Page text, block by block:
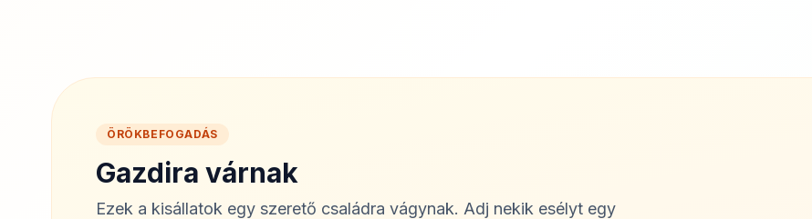
ÖRÖKBEFOGADÁS
Gazdira várnak
Ezek a kisállatok egy szerető családra vágynak. Adj nekik esélyt egy